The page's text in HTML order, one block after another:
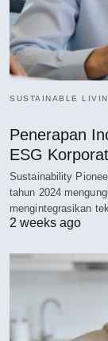
SUSTAINABLE
Penerapan
ESG
Sustainability
tahun 2024
mengintegrasikan
2 weeks ago